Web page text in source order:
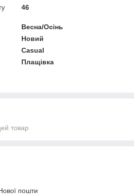
46
Весна/Осінь
Новий
Casual
Плащівка
товар
пошти